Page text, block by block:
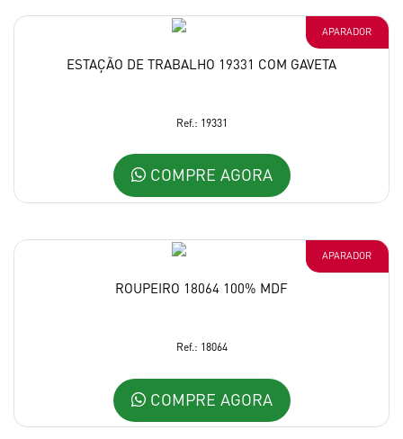
APARADOR
ESTAÇÃO DE TRABALHO 19331 COM GAVETA
Ref.: 19331
COMPRE AGORA
APARADOR
ROUPEIRO 18064 100% MDF
Ref.: 18064
COMPRE AGORA